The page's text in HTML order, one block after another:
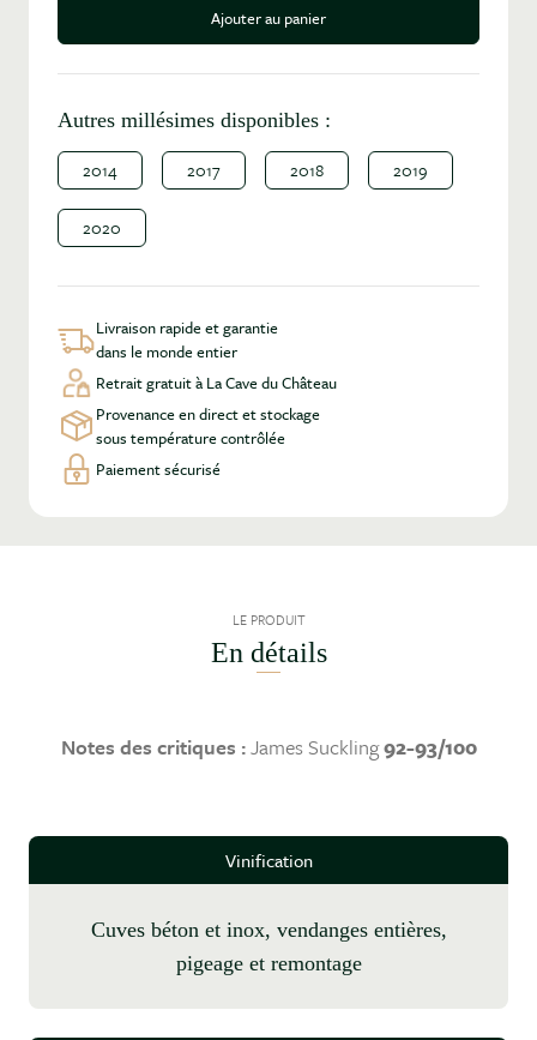
Ajouter au panier
Autres millésimes disponibles :
2014 2017 2018 2019
2020
Livraison rapide et garantie
dans le monde entier
Retrait gratuit à La Cave du Château
Provenance en direct et stockage
sous température contrôlée
Paiement sécurisé
LE PRODUIT
En détails
Notes des critiques :James Suckling92-93/100
Vinification
cuves béton et inox, vendanges entières,
pigeage et remontage